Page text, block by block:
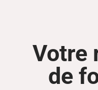
Votre
de